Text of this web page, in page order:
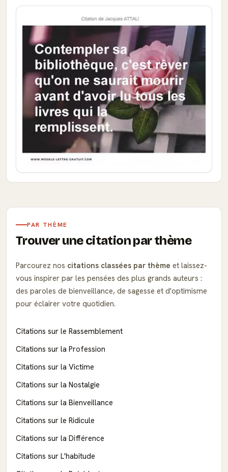
PAR THÈME
Trouver une citation par thème
Parcourez nos citations classées par thème et laissez-
vous inspirer par les pensées des plus grands auteurs :
des paroles de bienveillance, de sagesse et d'optimisme
pour éclairer votre quotidien.
Citations sur le Rassemblement
Citations sur la Profession
Citations sur la Victime
Citations sur la Nostalgie
Citations sur la Bienveillance
Citations sur le Ridicule
Citations sur la Différence
Citations sur L'habitude